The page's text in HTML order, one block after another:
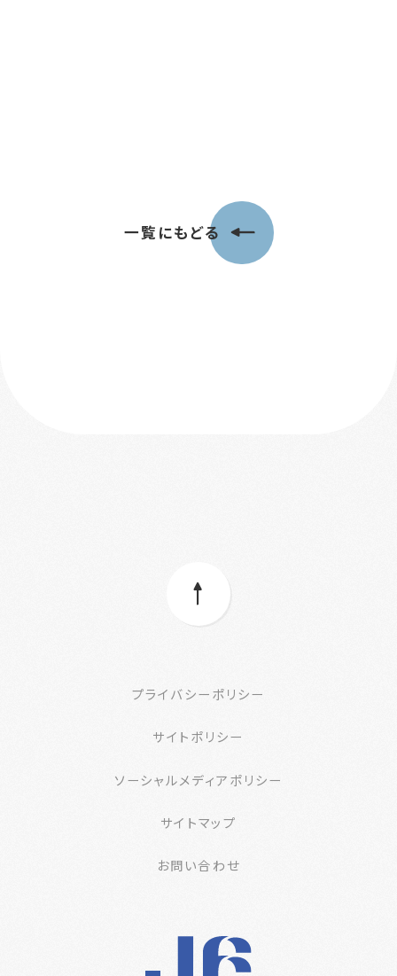
一覧にもどる
プライバシーポリシー
サイトポリシー
ソーシャルメディアポリシー
サイトマップ
お問い合わせ